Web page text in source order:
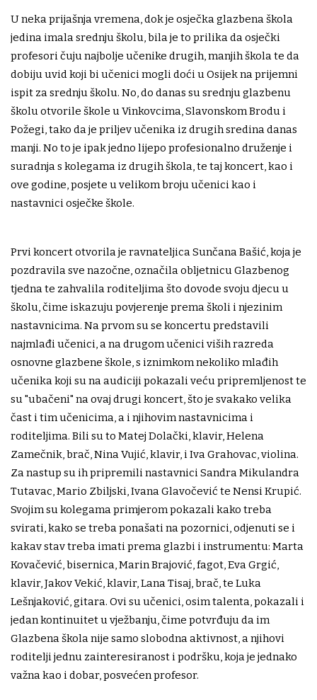
U neka prijašnja vremena, dok je osječka glazbena škola
jedina imala srednju školu, bila je to prilika da osječki
profesori čuju najbolje učenike drugih, manjih škola te da
dobiju uvid koji bi učenici mogli doći u Osijek na prijemni
ispit za srednju školu. No, do danas su srednju glazbenu
školu otvorile škole u Vinkovcima, Slavonskom Brodu i
Požegi, tako da je priljev učenika iz drugih sredina danas
manji. No to je ipak jedno lijepo profesionalno druženje i
suradnja s kolegama iz drugih škola, te taj koncert, kao i
ove godine, posjete u velikom broju učenici kao i
nastavnici osječke škole.
Prvi koncert otvorila je ravnateljica Sunčana Bašić, koja je
pozdravila sve nazočne, označila obljetnicu Glazbenog
tjedna te zahvalila roditeljima što dovode svoju djecu u
školu, čime iskazuju povjerenje prema školi i njezinim
nastavnicima. Na prvom su se koncertu predstavili
najmlađi učenici, a na drugom učenici viših razreda
osnovne glazbene škole, s iznimkom nekoliko mlađih
učenika koji su na audiciji pokazali veću pripremljenost te
su "ubačeni" na ovaj drugi koncert, što je svakako velika
čast i tim učenicima, a i njihovim nastavnicima i
roditeljima. Bili su to Matej Dolački, klavir, Helena
Zamečnik, brač, Nina Vujić, klavir, i Iva Grahovac, violina.
Za nastup su ih pripremili nastavnici Sandra Mikulandra
Tutavac, Mario Zbiljski, Ivana Glavočević te Nensi Krupić.
Svojim su kolegama primjerom pokazali kako treba
svirati, kako se treba ponašati na pozornici, odjenuti se i
kakav stav treba imati prema glazbi i instrumentu: Marta
Kovačević, bisernica, Marin Brajović, fagot, Eva Grgić,
klavir, Jakov Vekić, klavir, Lana Tisaj, brač, te Luka
Lešnjaković, gitara. Ovi su učenici, osim talenta, pokazali i
jedan kontinuitet u vježbanju, čime potvrđuju da im
Glazbena škola nije samo slobodna aktivnost, a njihovi
roditelji jednu zainteresiranost i podršku, koja je jednako
važna kao i dobar, posvećen profesor.